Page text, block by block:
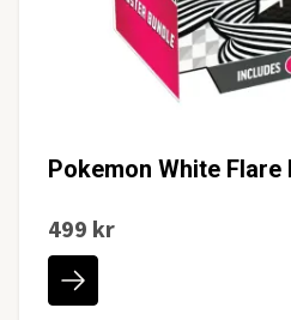
Pokemon White
499 kr